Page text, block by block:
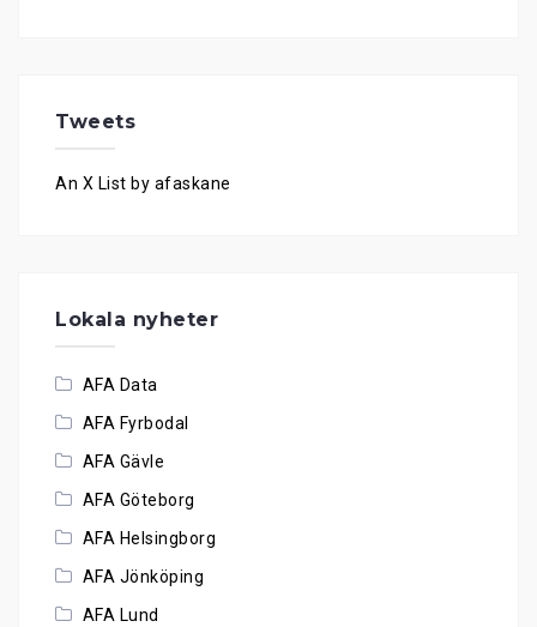
Tweets
An X List by afaskane
Lokala nyheter
AFA Data
AFA Fyrbodal
AFA Gävle
AFA Göteborg
AFA Helsingborg
AFA Jönköping
AFA Lund